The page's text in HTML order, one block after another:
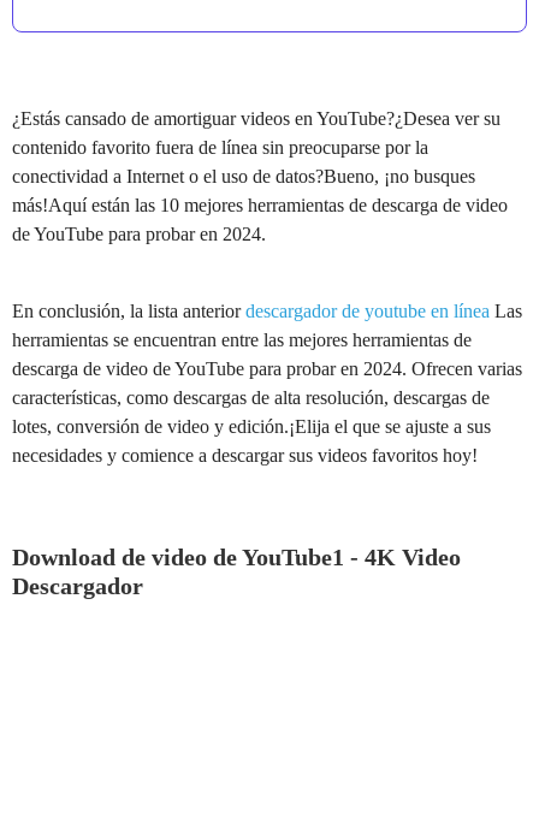
¿Estás cansado de amortiguar videos en YouTube?¿Desea ver su
contenido favorito fuera de línea sin preocuparse por la
conectividad a Internet o el uso de datos?Bueno, ¡no busques
más!Aquí están las 10 mejores herramientas de descarga de video
de YouTube para probar en 2024.
En conclusión, la lista anteriordescargador de youtube en línea Las
herramientas se encuentran entre las mejores herramientas de
descarga de video de YouTube para probar en 2024. Ofrecen varias
características, como descargas de alta resolución, descargas de
lotes, conversión de video y edición.¡Elija el que se ajuste a sus
necesidades y comience a descargar sus videos favoritos hoy!
Download de video de YouTube1 - 4K Video
Descargador